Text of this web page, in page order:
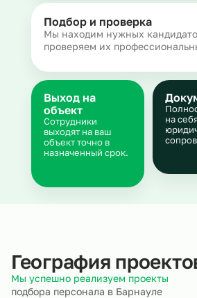
Подбор и проверка
Мы находим нужных
проверяем их
на
Выход на
объект
Сотрудники
выходят на ваш
объект точно в
назначенный срок.
География
Мы успешно реализуем проекты
подбора персонала в Барнауле